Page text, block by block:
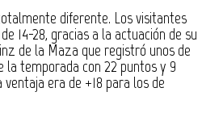
diferente. Los visitantes
14-28, gracias a la actuación de su
de la Maza que registró unos de
la temporada con 22 puntos y 9
era de +18 para los de